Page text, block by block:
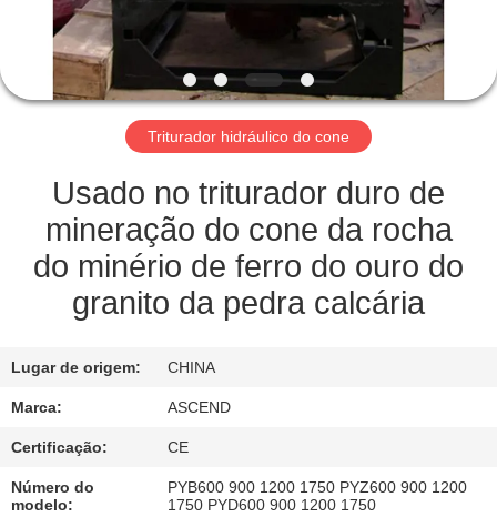
CONTROLE
QUALIDADE
CONTACTE-
NOS
PEÇA
UMAS
CITAÇÕES
MAPA
DO
SITE
Triturador hidráulico do cone
Usado no triturador duro de
mineração do cone da rocha
do minério de ferro do ouro do
granito da pedra calcária
Lugar de origem: CHINA
Marca: ASCEND
Certificação: CE
Número do
modelo:
PYB600 900 1200 1750 PYZ600 900 1200
1750 PYD600 900 1200 1750